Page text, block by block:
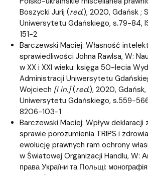
Boszycki Jurij (red.), 2020, Gdańsk ;
Uniwersytetu Gdańskiego, s.79-84,
151-2
Barczewski Maciej: Własność
sprawiedliwości Johna Rawlsa, W:
w XX i XXI wieku: księga 50-lecia
Administracji Uniwersytetu
Wojciech [i in.](red.), 2020,
Uniwersytetu Gdańskiego, s.559-
8206-103-1
Barczewski Maciej: Wpływ deklaracji
sprawie porozumienia TRIPS i
ewolucję prawnych ram ochrony
w Światowej Organizacji Handlu, W:
права України та Польщі: